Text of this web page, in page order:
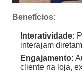
Benefícios:
Interatividade:
interajam
Engajamento:
cliente na loja,